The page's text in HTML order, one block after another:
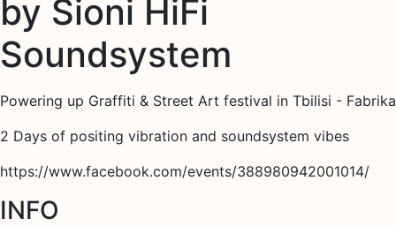
by Sioni HiFi
Soundsystem
Powering up Graffiti & Street Art festival in Tbilisi - Fabrika
2 Days of positing vibration and soundsystem vibes
https://www.facebook.com/events/388980942001014/
INFO